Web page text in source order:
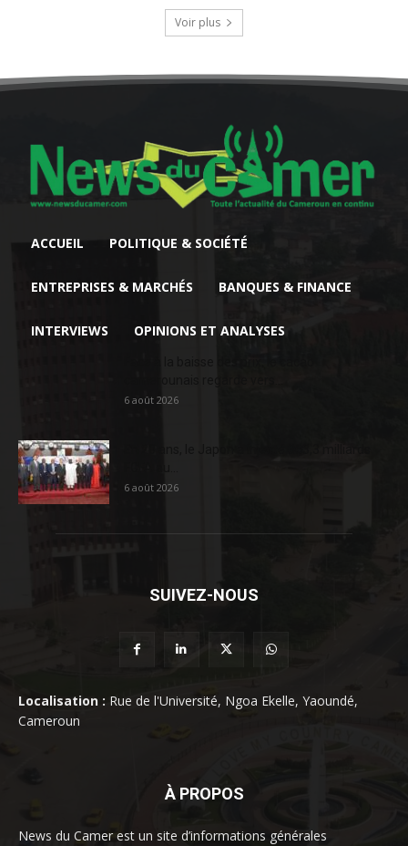
Voir plus
ACCUEIL POLITIQUE & SOCIÉTÉ
ENTREPRISES & MARCHÉS BANQUES & FINANCE
INTERVIEWS OPINIONS ET ANALYSES
6 août 2026
6 août 2026
SUIVEZ-NOUS
Localisation : Rue de l'Université, Ngoa Ekelle, Yaoundé,
Cameroun
À PROPOS
News du Camer est un site d’informations générales